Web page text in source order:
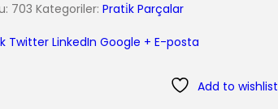
703 Kategoriler: Prati̇k Parçalar
Twitter LinkedIn Google + E-posta
Add to wishlist